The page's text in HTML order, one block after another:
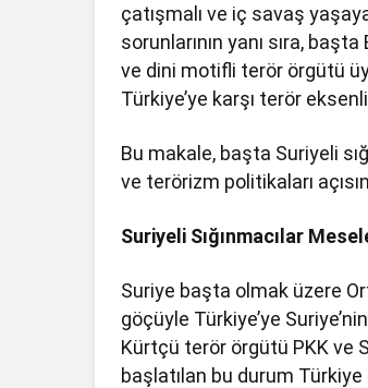
çatışmalı ve iç savaş
sorunlarının yanı sıra,
ve dini motifli terör örgütü
Türkiye’ye karşı terör
Bu makale, başta Suriyeli
ve terörizm politikaları
Suriyeli Sığınmacılar
Suriye başta olmak üzere
göçüyle Türkiye’ye
Kürtçü terör örgütü PKK ve
başlatılan bu durum